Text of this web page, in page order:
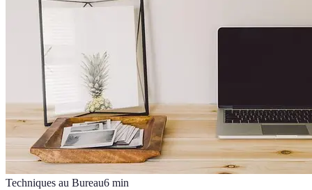
Techniques au Bureau6 min